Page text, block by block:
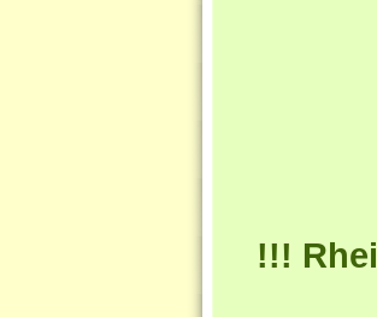
!!!